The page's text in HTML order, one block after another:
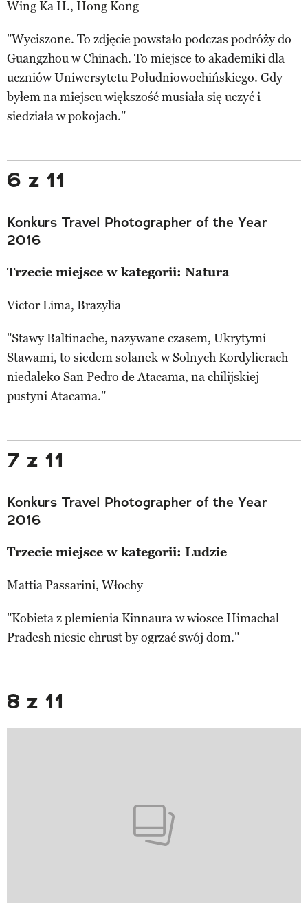
Wing Ka H., Hong Kong
"Wyciszone. To zdjęcie powstało podczas podróży do
Guangzhou w Chinach. To miejsce to akademiki dla
uczniów Uniwersytetu Południowochińskiego. Gdy
byłem na miejscu większość musiała się uczyć i
siedziała w pokojach."
6 z 11
Konkurs Travel Photographer of the Year
2016
Trzecie miejsce w kategorii: Natura
Victor Lima, Brazylia
"Stawy Baltinache, nazywane czasem, Ukrytymi
Stawami, to siedem solanek w Solnych Kordylierach
niedaleko San Pedro de Atacama, na chilijskiej
pustyni Atacama."
7 z 11
Konkurs Travel Photographer of the Year
2016
Trzecie miejsce w kategorii: Ludzie
Mattia Passarini, Włochy
"Kobieta z plemienia Kinnaura w wiosce Himachal
Pradesh niesie chrust by ogrzać swój dom."
8 z 11